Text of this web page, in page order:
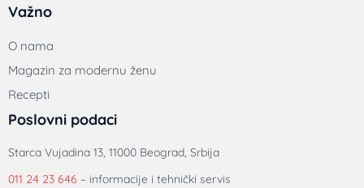
Važno
O nama
Magazin za modernu ženu
Recepti
Poslovni podaci
Starca Vujadina 13, 11000 Beograd, Srbija
011 24 23 646 – informacije i tehnički servis